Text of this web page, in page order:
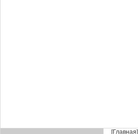
[Главная]